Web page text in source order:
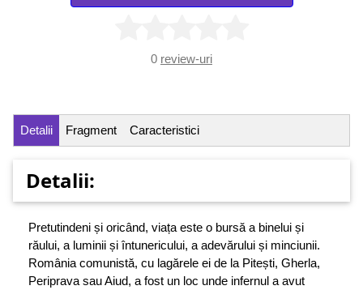
0 review-uri
Detalii Fragment Caracteristici
Detalii:
Pretutindeni și oricând, viața este o bursă a binelui și
răului, a luminii și întunericului, a adevărului și minciunii.
România comunistă, cu lagărele ei de la Pitești, Gherla,
Periprava sau Aiud, a fost un loc unde infernul a avut